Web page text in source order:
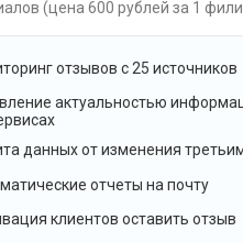
(цена 600 рублей за 1
отзывов с 25 источников
актуальностью
данных от изменения
отчеты на почту
клиентов оставить отзыв